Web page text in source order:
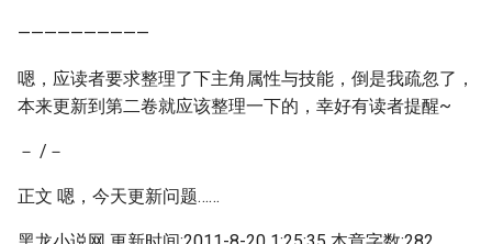
——————————
嗯，应读者要求整理了下主角属性与技能，倒是我疏忽了，
本来更新到第二卷就应该整理一下的，幸好有读者提醒~
－ /－
正文 嗯，今天更新问题……